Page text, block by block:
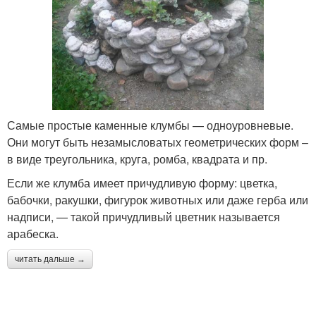
Самые простые каменные клумбы — одноуровневые.
Они могут быть незамысловатых геометрических форм –
в виде треугольника, круга, ромба, квадрата и пр.
Если же клумба имеет причудливую форму: цветка,
бабочки, ракушки, фигурок животных или даже герба или
надписи, — такой причудливый цветник называется
арабеска.
читать дальше →